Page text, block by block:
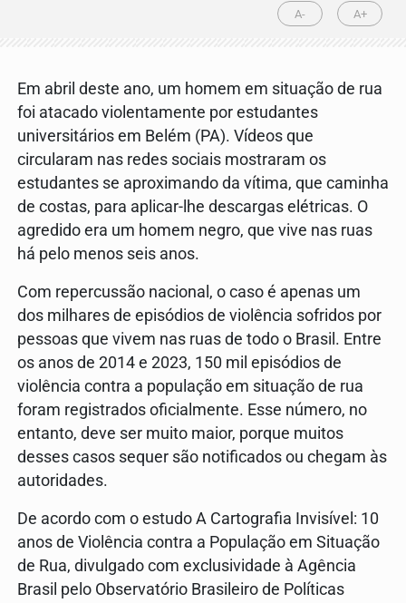
A- A+
Em abril deste ano, um homem em situação de rua
foi atacado violentamente por estudantes
universitários em Belém (PA). Vídeos que
circularam nas redes sociais mostraram os
estudantes se aproximando da vítima, que caminha
de costas, para aplicar-lhe descargas elétricas. O
agredido era um homem negro, que vive nas ruas
há pelo menos seis anos.
Com repercussão nacional, o caso é apenas um
dos milhares de episódios de violência sofridos por
pessoas que vivem nas ruas de todo o Brasil. Entre
os anos de 2014 e 2023, 150 mil episódios de
violência contra a população em situação de rua
foram registrados oficialmente. Esse número, no
entanto, deve ser muito maior, porque muitos
desses casos sequer são notificados ou chegam às
autoridades.
De acordo com o estudo A Cartografia Invisível: 10
anos de Violência contra a População em Situação
de Rua, divulgado com exclusividade à Agência
Brasil pelo Observatório Brasileiro de Políticas